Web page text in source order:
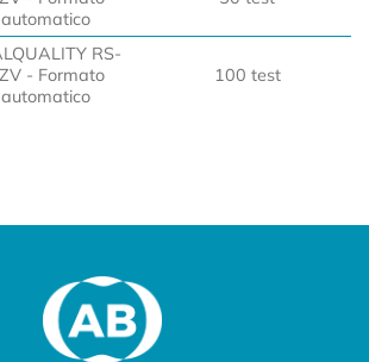
automatico
RS-
- Formato
automatico
100 test